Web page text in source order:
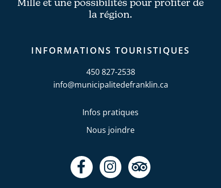
Mille et une possibilités pour profiter de
la région.
INFORMATIONS TOURISTIQUES
450 827-2538
info@municipalitedefranklin.ca
F
a
I
n
T
r
Infos pratiques
Nous joindre